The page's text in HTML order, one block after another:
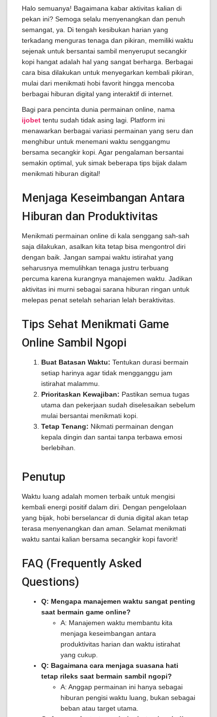
Halo semuanya! Bagaimana kabar aktivitas kalian di
pekan ini? Semoga selalu menyenangkan dan penuh
semangat, ya. Di tengah kesibukan harian yang
terkadang menguras tenaga dan pikiran, memiliki waktu
sejenak untuk bersantai sambil menyeruput secangkir
kopi hangat adalah hal yang sangat berharga. Berbagai
cara bisa dilakukan untuk menyegarkan kembali pikiran,
mulai dari menikmati hobi favorit hingga mencoba
berbagai hiburan digital yang interaktif di internet.
Bagi para pencinta dunia permainan online, nama
ijobet tentu sudah tidak asing lagi. Platform ini
menawarkan berbagai variasi permainan yang seru dan
menghibur untuk menemani waktu senggangmu
bersama secangkir kopi. Agar pengalaman bersantai
semakin optimal, yuk simak beberapa tips bijak dalam
menikmati hiburan digital!
Menjaga Keseimbangan Antara
Hiburan dan Produktivitas
Menikmati permainan online di kala senggang sah-sah
saja dilakukan, asalkan kita tetap bisa mengontrol diri
dengan baik. Jangan sampai waktu istirahat yang
seharusnya memulihkan tenaga justru terbuang
percuma karena kurangnya manajemen waktu. Jadikan
aktivitas ini murni sebagai sarana hiburan ringan untuk
melepas penat setelah seharian lelah beraktivitas.
Tips Sehat Menikmati Game
Online Sambil Ngopi
Buat Batasan Waktu: Tentukan durasi bermain
setiap harinya agar tidak mengganggu jam
istirahat malammu.
Prioritaskan Kewajiban: Pastikan semua tugas
utama dan pekerjaan sudah diselesaikan sebelum
mulai bersantai menikmati kopi.
Tetap Tenang: Nikmati permainan dengan
kepala dingin dan santai tanpa terbawa emosi
berlebihan.
Penutup
Waktu luang adalah momen terbaik untuk mengisi
kembali energi positif dalam diri. Dengan pengelolaan
yang bijak, hobi berselancar di dunia digital akan tetap
terasa menyenangkan dan aman. Selamat menikmati
waktu santai kalian bersama secangkir kopi favorit!
FAQ (Frequently Asked
Questions)
Q: Mengapa manajemen waktu sangat penting
saat bermain game online?
A: Manajemen waktu membantu kita
menjaga keseimbangan antara
produktivitas harian dan waktu istirahat
yang cukup.
Q: Bagaimana cara menjaga suasana hati
tetap rileks saat bermain sambil ngopi?
A: Anggap permainan ini hanya sebagai
hiburan pengisi waktu luang, bukan sebagai
beban atau target utama.